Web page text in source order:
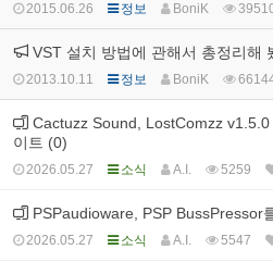
2015.06.26 정보 BoniK
VST 설치 방법에 관해서 총정리해
2013.10.11 정보 BoniK
Cactuzz Sound, LostComzz
이트 (0)
2026.05.27 소식 A.I. 5259
PSPaudioware, PSP BussPressor
2026.05.27 소식 A.I. 5547